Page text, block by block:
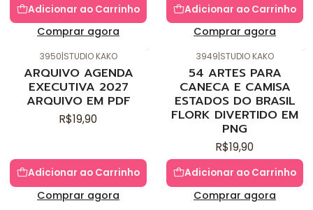
Adicionar ao Carrinho
Comprar agora
Adicionar ao Carrinho
Comprar agora
3950|STUDIO KAKO
ARQUIVO AGENDA
EXECUTIVA 2027
ARQUIVO EM PDF
R$19,90
Adicionar ao Carrinho
Comprar agora
3949|STUDIO KAKO
54 ARTES PARA
CANECA E CAMISA
ESTADOS DO BRASIL
FLORK DIVERTIDO EM
PNG
R$19,90
Adicionar ao Carrinho
Comprar agora